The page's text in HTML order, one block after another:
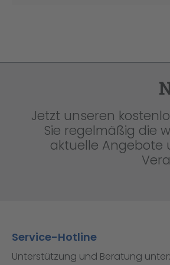
Jetzt unseren
Sie regelmäßig die
aktuelle Angebote
Service-Hotline
Unterstützung und Beratung unter: